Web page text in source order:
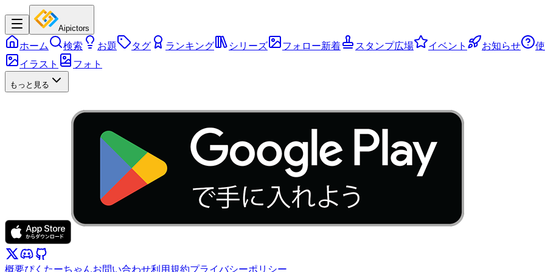
Aipictors
ホーム 検索 お題 タグ ランキング シリーズ フォロー新着 スタンプ広場 イベント お知らせ
イラスト
フォト
もっと見る
概要ぴくたーちゃんお問い合わせ利用規約プライバシーポリシー